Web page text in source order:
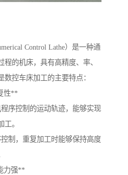
Control Lathe）是一种通
的机床，具有高精度、率、
控车床加工的主要特点：
性**
序控制的运动轨迹，能够实现
。
制，重复加工时能够保持高度
力强**